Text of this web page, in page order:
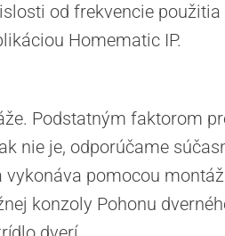
od frekvencie použitia
Homematic IP.
Podstatným faktorom
nie je, odporúčame
pomocou
konzoly Pohonu